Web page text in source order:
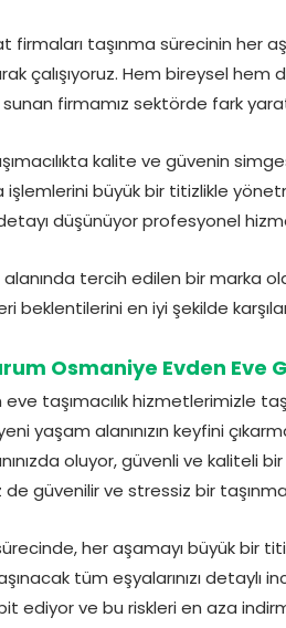
firmaları taşınma sürecinin her
çalışıyoruz. Hem bireysel hem
sunan firmamız sektörde fark
kalite ve güvenin
büyük bir titizlikle
düşünüyor profesyonel
tercih edilen bir marka
beklentilerini en iyi şekilde
Osmaniye Evden Eve
taşımacılık hizmetlerimizle
yaşam alanınızın keyfini
oluyor, güvenli ve kaliteli
güvenilir ve stressiz bir
her aşamayı büyük bir
tüm eşyalarınızı detaylı
ediyor ve bu riskleri en aza